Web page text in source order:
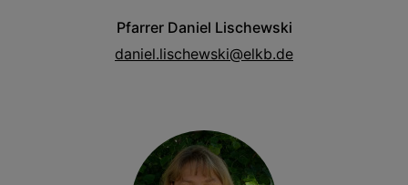
Pfarrer Daniel Lischewski
daniel.lischewski@elkb.de